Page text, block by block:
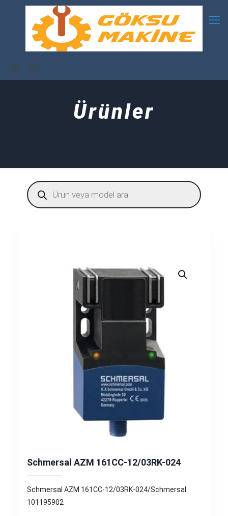
Ürünler
Products
search
Schmersal AZM 161CC-12/03RK-024
Schmersal AZM 161CC-12/03RK-024/Schmersal
101195902